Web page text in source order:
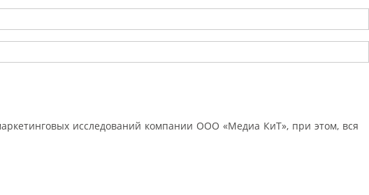
исследований компании ООО «Медиа КиТ», при этом, вся